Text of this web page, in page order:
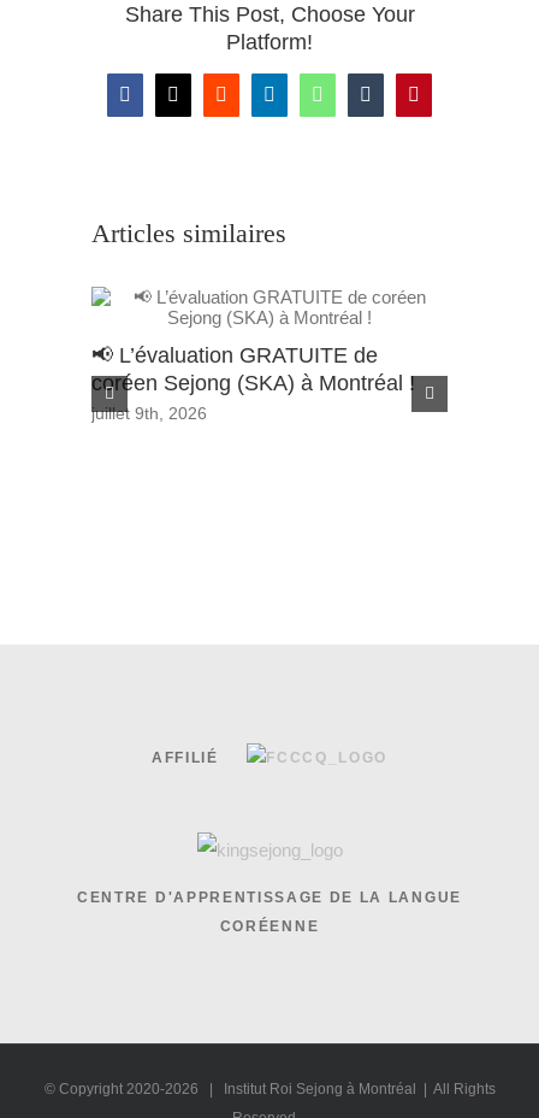
Share This Post, Choose Your
Platform!
Facebook
X RedditLinkedInWhatsAppTumblrPinterest
Articles similaires
📢 L’évaluation GRATUITE de
coréen Sejong (SKA) à Montréal !
juillet 9th, 2026
AFFILIÉ
CENTRE D'APPRENTISSAGE DE LA LANGUE
CORÉENNE
© Copyright 2020-2026 | Institut Roi Sejong à Montréal | All Rights